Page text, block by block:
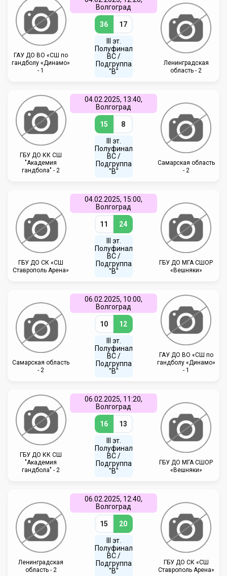
ГАУ ДО ВО «СШ по
гандболу «Динамо»
- 1
Волгоград
36 17
III эт.
Полуфинал
ВC /
Подгруппа
"В"
Ленинградская
область - 2
ГБУ ДО КК СШ
"Академия
гандбола" - 2
04.02.2025, 13:40,
Волгоград
15 8
III эт.
Полуфинал
ВC /
Подгруппа
"В"
Самарская область
- 2
ГБУ ДО СК «СШ
Ставрополь Арена»
04.02.2025, 15:00,
Волгоград
11 24
III эт.
Полуфинал
ВC /
Подгруппа
"В"
ГБУ ДО МГА СШОР
«Вешняки»
Самарская область
- 2
06.02.2025, 10:00,
Волгоград
10 12
III эт.
Полуфинал
ВC /
Подгруппа
"В"
ГАУ ДО ВО «СШ по
гандболу «Динамо»
- 1
ГБУ ДО КК СШ
"Академия
гандбола" - 2
06.02.2025, 11:20,
Волгоград
16 13
III эт.
Полуфинал
ВC /
Подгруппа
"В"
ГБУ ДО МГА СШОР
«Вешняки»
Ленинградская
область - 2
06.02.2025, 12:40,
Волгоград
15 20
III эт.
Полуфинал
ВC /
Подгруппа
"В"
ГБУ ДО СК «СШ
Ставрополь Арена»